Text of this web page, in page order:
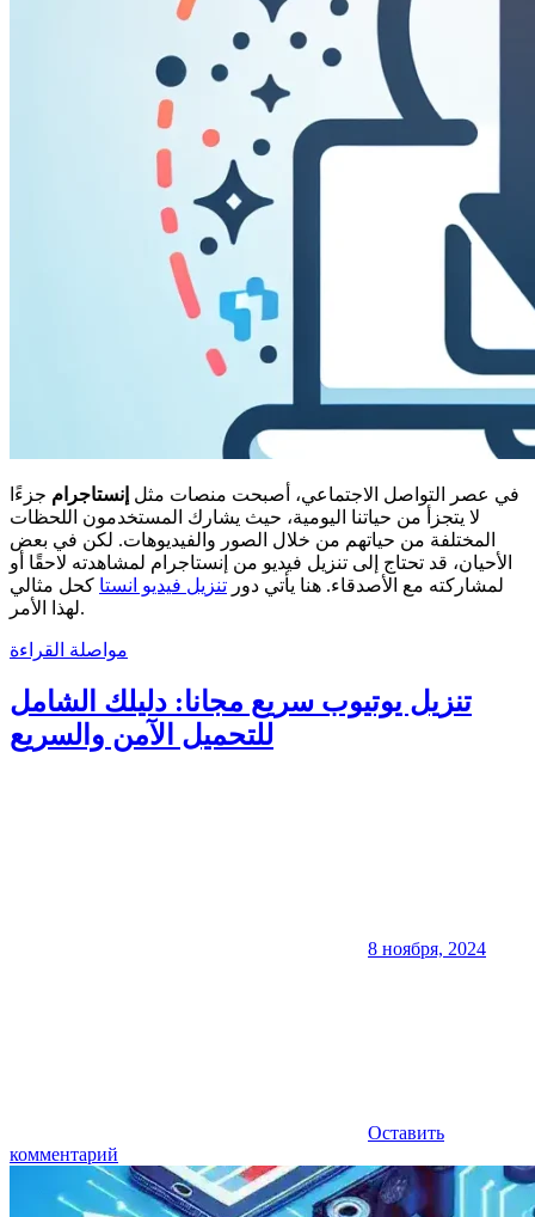
في عصر التواصل الاجتماعي، أصبحت منصات مثل إنستاجرام جزءًا
لا يتجزأ من حياتنا اليومية، حيث يشارك المستخدمون اللحظات
المختلفة من حياتهم من خلال الصور والفيديوهات. لكن في بعض
الأحيان، قد تحتاج إلى تنزيل فيديو من إنستاجرام لمشاهدته لاحقًا أو
لمشاركته مع الأصدقاء. هنا يأتي دور تنزيل فيديو انستا كحل مثالي
لهذا الأمر.
مواصلة القراءة
تنزيل يوتيوب سريع مجانا: دليلك الشامل
للتحميل الآمن والسريع
8 ноября, 2024
Оставить
комментарий